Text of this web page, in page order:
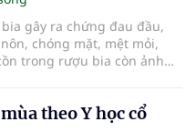
sức khỏe dẻo dai.
gây ra chứng đau đầu,
chóng mặt, mệt mỏi,
trong rượu bia còn ảnh
theo Y học cổ